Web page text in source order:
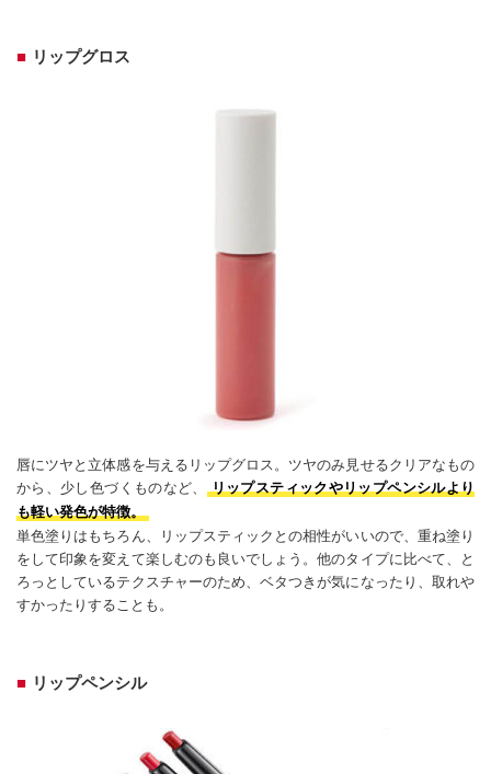
リップグロス
唇にツヤと立体感を与えるリップグロス。ツヤのみ見せるクリアなもの
から、少し色づくものなど、
リップスティックやリップペンシルより
も軽い発色が特徴。
単色塗りはもちろん、リップスティックとの相性がいいので、重ね塗り
をして印象を変えて楽しむのも良いでしょう。他のタイプに比べて、と
ろっとしているテクスチャーのため、ベタつきが気になったり、取れや
すかったりすることも。
リップペンシル